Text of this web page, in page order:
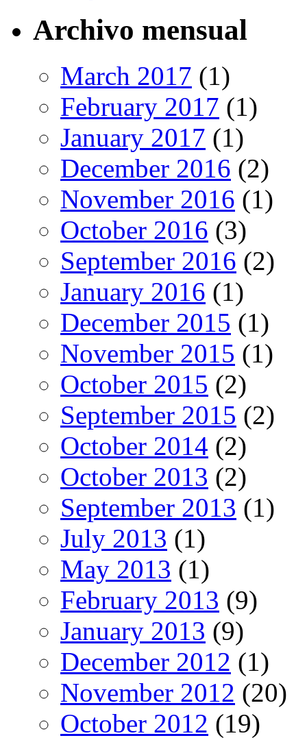
Archivo mensual
March 2017 (1)
February 2017 (1)
January 2017 (1)
December 2016 (2)
November 2016 (1)
October 2016 (3)
September 2016 (2)
January 2016 (1)
December 2015 (1)
November 2015 (1)
October 2015 (2)
September 2015 (2)
October 2014 (2)
October 2013 (2)
September 2013 (1)
July 2013 (1)
May 2013 (1)
February 2013 (9)
January 2013 (9)
December 2012 (1)
November 2012 (20)
October 2012 (19)